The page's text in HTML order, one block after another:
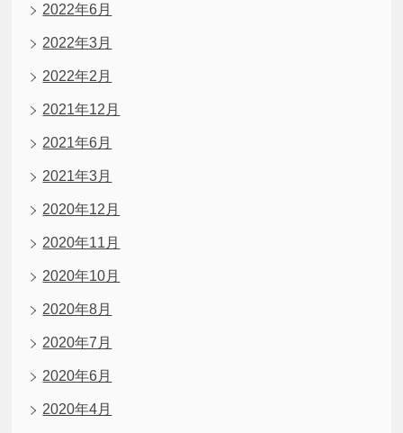
2022年6月
2022年3月
2022年2月
2021年12月
2021年6月
2021年3月
2020年12月
2020年11月
2020年10月
2020年8月
2020年7月
2020年6月
2020年4月